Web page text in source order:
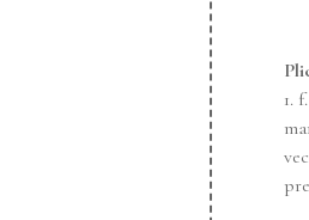
1. f.